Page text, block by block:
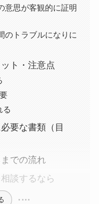
意思が客観的に証明
のトラブルになりに
ト・注意点
る
要な書類（目
での流れ
談するなら